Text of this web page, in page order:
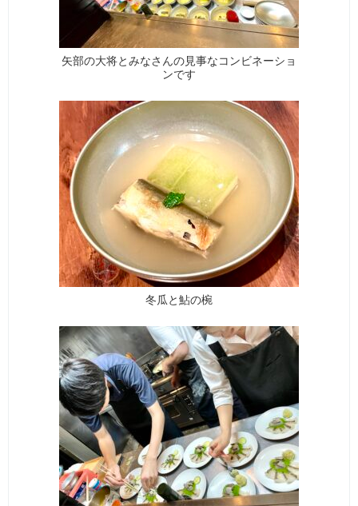
矢部の大将とみなさんの見事なコンビネーショ
ンです
冬瓜と鮎の椀